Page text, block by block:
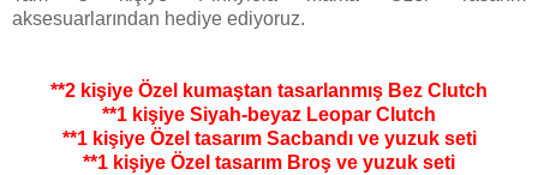
aksesuarlarından hediye ediyoruz.
**2 kişiye Özel kumaştan tasarlanmış Bez Clutch
**1 kişiye Siyah-beyaz Leopar Clutch
**1 kişiye Özel tasarım Sacbandı ve yuzuk seti
**1 kişiye Özel tasarım Broş ve yuzuk seti